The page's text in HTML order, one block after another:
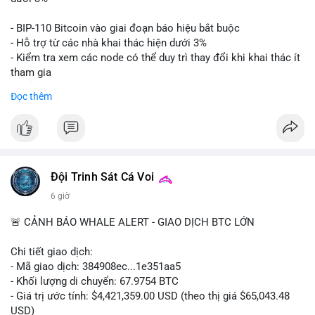
Lời khuyên: Nhà đầu tư nhỏ lẻ nên thận trọng quan sát biến
động thanh khoản trong 24-48 giờ tới. Tránh hành động theo
cảm xúc, hãy chờ xác nhận điểm đến của số BTC này trước khi
điều chỉnh vị thế.
#556btc #36trusd
- BIP-110 Bitcoin vào giai đoạn báo hiệu bắt buộc
- Hỗ trợ từ các nhà khai thác hiện dưới 3%
- Kiểm tra xem các node có thể duy trì thay đổi khi khai thác ít
tham gia
📰 Nguồn: Cointelegraph
Đọc thêm
Đội Trinh Sát Cá Voi
6 giờ
🚨 CẢNH BÁO WHALE ALERT - GIAO DỊCH BTC LỚN
Chi tiết giao dịch:
- Mã giao dịch: 384908ec...1e351aa5
- Khối lượng di chuyển: 67.9754 BTC
- Giá trị ước tính: $4,421,359.00 USD (theo thị giá $65,043.48
USD)